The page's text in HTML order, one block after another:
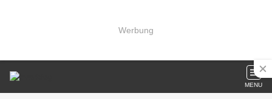
Werbung
MENU